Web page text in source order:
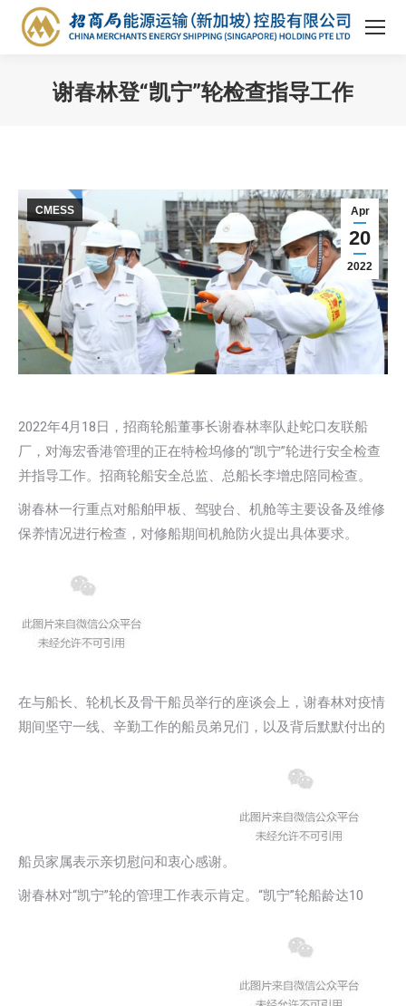
谢春林登“凯宁”轮检查指导工作
Apr
20
2022
CMESS
2022年4月18日，招商轮船董事长谢春林率队赴蛇口友联船
厂，对海宏香港管理的正在特检坞修的“凯宁”轮进行安全检查
并指导工作。招商轮船安全总监、总船长李增忠陪同检查。
谢春林一行重点对船舶甲板、驾驶台、机舱等主要设备及维修
保养情况进行检查，对修船期间机舱防火提出具体要求。
在与船长、轮机长及骨干船员举行的座谈会上，谢春林对疫情
期间坚守一线、辛勤工作的船员弟兄们，以及背后默默付出的
船员家属表示亲切慰问和衷心感谢。
谢春林对“凯宁”轮的管理工作表示肯定。“凯宁”轮船龄达10